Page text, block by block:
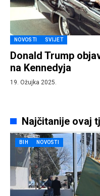
NOVOSTI SVIJET
Donald Trump
na Kennedyja
19. Ožujka 2025.
Najčitanije ovaj
BIH NOVOSTI